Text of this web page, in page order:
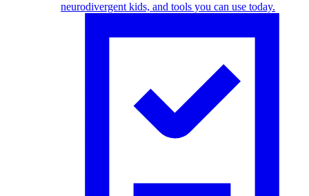
neurodivergent kids, and tools you can use today.